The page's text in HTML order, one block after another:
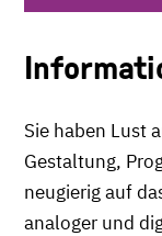
Sie haben Lust
Gestaltung,
neugierig auf
analoger und